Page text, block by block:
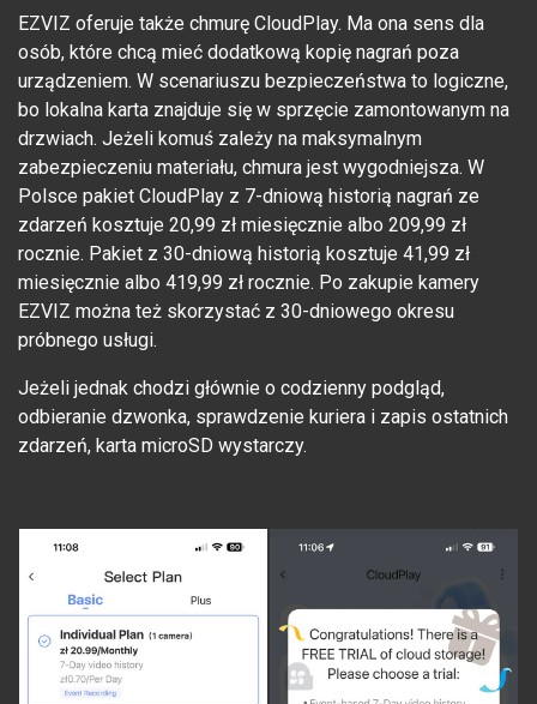
EZVIZ oferuje także chmurę CloudPlay. Ma ona sens dla
osób, które chcą mieć dodatkową kopię nagrań poza
urządzeniem. W scenariuszu bezpieczeństwa to logiczne,
bo lokalna karta znajduje się w sprzęcie zamontowanym na
drzwiach. Jeżeli komuś zależy na maksymalnym
zabezpieczeniu materiału, chmura jest wygodniejsza. W
Polsce pakiet CloudPlay z 7-dniową historią nagrań ze
zdarzeń kosztuje 20,99 zł miesięcznie albo 209,99 zł
rocznie. Pakiet z 30-dniową historią kosztuje 41,99 zł
miesięcznie albo 419,99 zł rocznie. Po zakupie kamery
EZVIZ można też skorzystać z 30-dniowego okresu
próbnego usługi.
Jeżeli jednak chodzi głównie o codzienny podgląd,
odbieranie dzwonka, sprawdzenie kuriera i zapis ostatnich
zdarzeń, karta microSD wystarczy.